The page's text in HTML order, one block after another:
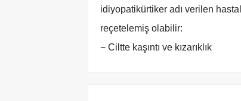
idiyopatikürtiker adı verilen
reçetelemiş olabilir:
− Ciltte kaşıntı ve kızarıklık